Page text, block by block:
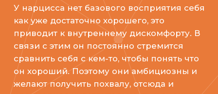
желают получить похвалу, отсюда и
чрезмерная чувствительность к оценкам
других.
Записаться
Цена: от 4 500 ₽